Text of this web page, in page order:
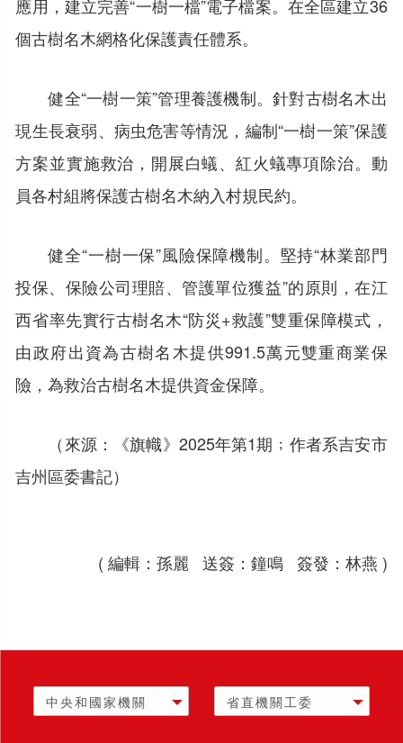
應用，建立完善“一樹一檔”電子檔案。在全區建立36
個古樹名木網格化保護責任體系。
健全“一樹一策”管理養護機制。針對古樹名木出
現生長衰弱、病虫危害等情況，編制“一樹一策”保護
方案並實施救治，開展白蟻、紅火蟻專項除治。動
員各村組將保護古樹名木納入村規民約。
健全“一樹一保”風險保障機制。堅持“林業部門
投保、保險公司理賠、管護單位獲益”的原則，在江
西省率先實行古樹名木“防災+救護”雙重保障模式，
由政府出資為古樹名木提供991.5萬元雙重商業保
險，為救治古樹名木提供資金保障。
（來源：《旗幟》2025年第1期﹔作者系吉安市
吉州區委書記）
( 編輯：孫麗 送簽：鐘鳴 簽發：林燕 )
中央和國家機關 省直機關工委